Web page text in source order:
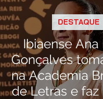
Ibiaense Ana
Gonçalves
na Academia
de Letras e faz
DESTAQUE